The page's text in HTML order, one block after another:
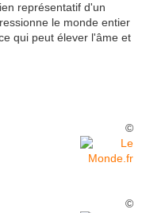
représentatif d'un
le monde entier
qui peut élever l'âme et
©
©